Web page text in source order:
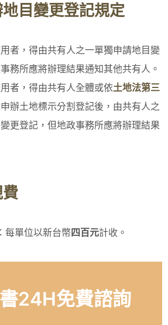
目變更登記規定
者，得由共有人之一單獨申請地目變
務所應將辦理結果通知其他共有人。
者，得由共有人全體或依土地法第三
辦土地標示分割登記後，由共有人之
更登記，但地政事務所應將辦理結果
每單位以新台幣四百元計收。
24H免費諮詢